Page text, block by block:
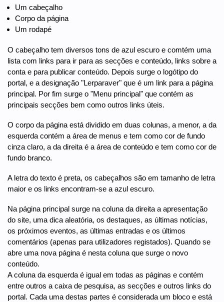
Um cabeçalho
Corpo da página
Um rodapé
O cabeçalho tem diversos tons de azul escuro e comtém uma
lista com links para ir para as secções e conteúdo, links sobre a
conta e para publicar conteúdo. Depois surge o logótipo do
portal, e a designação "Lerparaver" que é um link para a página
principal. Por fim surge o "Menu principal" que contém as
principais secções bem como outros links úteis.
O corpo da página está dividido em duas colunas, a menor, a da
esquerda contém a área de menus e tem como cor de fundo
cinza claro, a da direita é a área de conteúdo e tem como cor de
fundo branco.
A letra do texto é preta, os cabeçalhos são em tamanho de letra
maior e os links encontram-se a azul escuro.
Na página principal surge na coluna da direita a apresentação
do site, uma dica aleatória, os destaques, as últimas notícias,
os próximos eventos, as últimas entradas e os últimos
comentários (apenas para utilizadores registados). Quando se
abre uma nova página é nesta coluna que surge o novo
conteúdo.
A coluna da esquerda é igual em todas as páginas e contém
entre outros a caixa de pesquisa, as secções e outros links do
portal. Cada uma destas partes é considerada um bloco e está